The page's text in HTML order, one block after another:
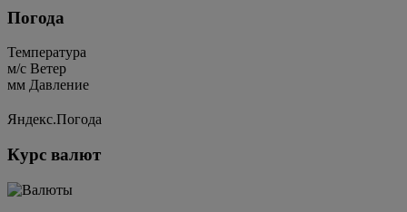
Погода
Температура
м/c Ветер
мм Давление
Яндекс.Погода
Курс валют